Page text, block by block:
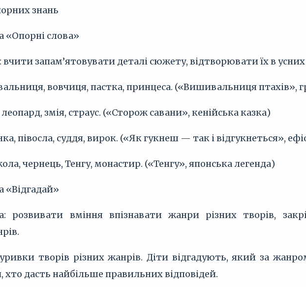
знань
«Опорні слова»
запам’ятовувати деталі сюжету, відтворювати їх в усних
вовчиця, пастка, принцеса. («Вишивальниця птахів»,
змія, страус. («Сторож савани», кенійська казка)
півосла, суддя, вирок. («Як гукнеш — так і відгукнеться»,
чернець, Тенгу, монастир. («Тенгу», японська легенда)
«Відгадай»
розвивати вміння впізнавати жанри різних творів,
творів різних жанрів. Діти відгадують, який за
хто дасть найбільше правильних відповідей.